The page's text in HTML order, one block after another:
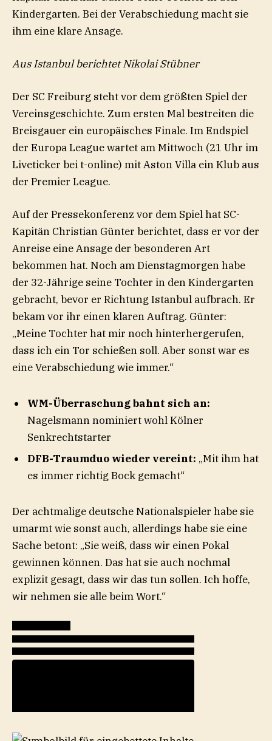
Kindergarten. Bei der Verabschiedung macht sie
ihm eine klare Ansage.
Aus Istanbul berichtet Nikolai Stübner
Der SC Freiburg steht vor dem größten Spiel der
Vereinsgeschichte. Zum ersten Mal bestreiten die
Breisgauer ein europäisches Finale. Im Endspiel
der Europa League wartet am Mittwoch (21 Uhr im
Liveticker bei t-online) mit Aston Villa ein Klub aus
der Premier League.
Auf der Pressekonferenz vor dem Spiel hat SC-
Kapitän Christian Günter berichtet, dass er vor der
Anreise eine Ansage der besonderen Art
bekommen hat. Noch am Dienstagmorgen habe
der 32-Jährige seine Tochter in den Kindergarten
gebracht, bevor er Richtung Istanbul aufbrach. Er
bekam vor ihr einen klaren Auftrag. Günter:
„Meine Tochter hat mir noch hinterhergerufen,
dass ich ein Tor schießen soll. Aber sonst war es
eine Verabschiedung wie immer.“
WM-Überraschung bahnt sich an:
Nagelsmann nominiert wohl Kölner
Senkrechtstarter
DFB-Traumduo wieder vereint: „Mit ihm hat
es immer richtig Bock gemacht“
Der achtmalige deutsche Nationalspieler habe sie
umarmt wie sonst auch, allerdings habe sie eine
Sache betont: „Sie weiß, dass wir einen Pokal
gewinnen können. Das hat sie auch nochmal
explizit gesagt, dass wir das tun sollen. Ich hoffe,
wir nehmen sie alle beim Wort.“